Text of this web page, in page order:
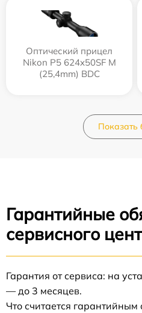
Оптический прицел
Nikon P5 624x50SF M
(25,4mm) BDC
Показать
Гарантийные
сервисного
Гарантия от сервиса: на
— до 3 месяцев.
Что считается гарантийным